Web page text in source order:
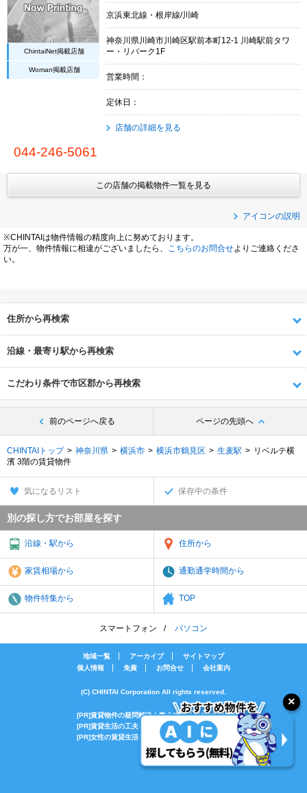
ChintaiNet掲載店舗
Woman掲載店舗
京浜東北線・根岸線/川崎
神奈川県川崎市川崎区駅前本町12-1 川崎駅前タワ
ー・リバーク1F
営業時間：
定休日：
店舗の詳細を見る
044-246-5061
この店舗の掲載物件一覧を見る
アイコンの説明
※CHINTAIは物件情報の精度向上に努めております。
万が一、物件情報に相違がございましたら、 こちらのお問合せよりご連絡くださ
い。
住所から再検索
沿線・最寄り駅から再検索
こだわり条件で市区郡から再検索
前のページへ戻る ページの先頭へ
CHINTAIトップ 神奈川県 横浜市 横浜市鶴見区 生麦駅
リベルテ横
濱 3階の賃貸物件
気になるリスト 保存中の条件
別の探し方でお部屋を探す
沿線・駅から 住所から
家賃相場から 通勤通学時間から
物件特集から TOP
スマートフォン パソコン
地域一覧 アーカイブ
サイトマップ
個人情報
免責 お問合せ 会社案内
(C) CHINTAI Corporation All rights reserved.
[PR]賃貸物件の疑問解決！教えてエイブルAGENT
[PR]賃貸生活の工夫を紹介！CHINTAI情報局
[PR]女性の賃貸生活を応援！Woman.CHINTAI